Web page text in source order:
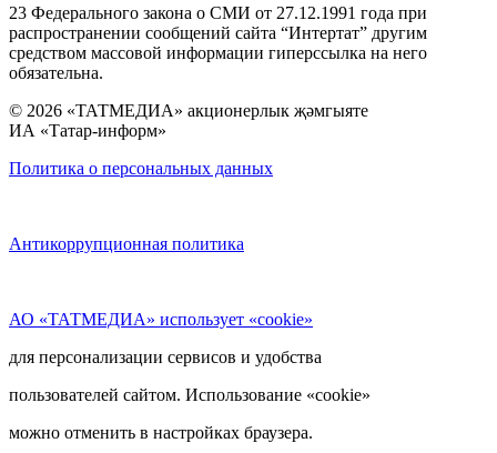
23 Федерального закона о СМИ от 27.12.1991 года при
распространении сообщений сайта “Интертат” другим
средством массовой информации гиперссылка на него
обязательна.
© 2026 «ТАТМЕДИА» акционерлык җәмгыяте
ИА «Татар-информ»
Политика о персональных данных
Антикоррупционная политика
АО «ТАТМЕДИА» использует «cookie»
для персонализации сервисов и удобства
пользователей сайтом. Использование «cookie»
можно отменить в настройках браузера.